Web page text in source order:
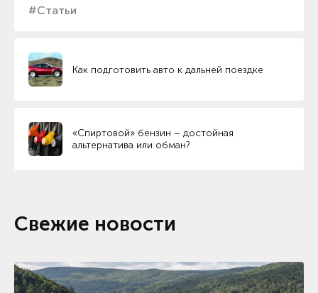
#Статьи
Как подготовить авто к дальней поездке
«Спиртовой» бензин – достойная
альтернатива или обман?
Свежие новости